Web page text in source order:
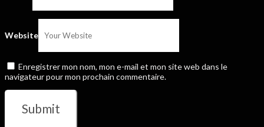
Website
Enregistrer mon nom, mon e-mail et mon site web dans le
navigateur pour mon prochain commentaire.